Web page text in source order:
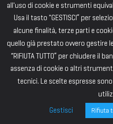
all'uso di cookie e strumenti
Usa il tasto "GESTISCI” per
alcune finalità, terze parti e
quello già prestato ovvero gestire
“RIFIUTA TUTTO” per chiudere il
assenza di cookie o altri
tecnici. Le scelte espresse
Gestisci
Rifiuta